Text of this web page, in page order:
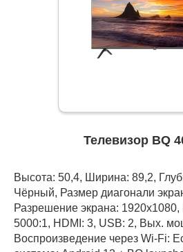
Телевизор BQ
Высота: 50,4, Ширина: 89,2,
Чёрный, Размер диагонали
Разрешение экрана: 1920x1080,
5000:1, HDMI: 3, USB: 2, Вых.
Воспроизведение через Wi-Fi: